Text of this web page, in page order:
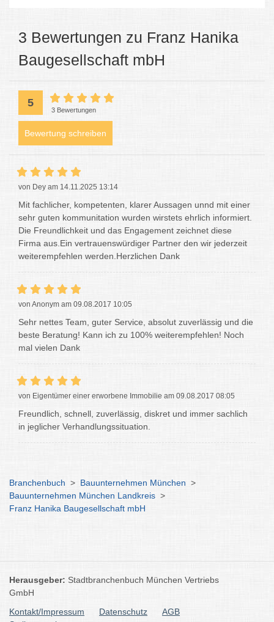
3 Bewertungen zu Franz Hanika
Baugesellschaft mbH
5
3 Bewertungen
Bewertung schreiben
von Dey am 14.11.2025 13:14
Mit fachlicher, kompetenten, klarer Aussagen unnd mit einer
sehr guten kommunitation wurden wirstets ehrlich informiert.
Die Freundlichkeit und das Engagement zeichnet diese
Firma aus.Ein vertrauenswürdiger Partner den wir jederzeit
weiterempfehlen werden.Herzlichen Dank
von Anonym am 09.08.2017 10:05
Sehr nettes Team, guter Service, absolut zuverlässig und die
beste Beratung! Kann ich zu 100% weiterempfehlen! Noch
mal vielen Dank
von Eigentümer einer erworbene Immobilie am 09.08.2017 08:05
Freundlich, schnell, zuverlässig, diskret und immer sachlich
in jeglicher Verhandlungssituation.
Branchenbuch > Bauunternehmen München >
Bauunternehmen München Landkreis >
Franz Hanika Baugesellschaft mbH
Herausgeber: Stadtbranchenbuch München Vertriebs
GmbH
Kontakt/Impressum
Datenschutz
AGB